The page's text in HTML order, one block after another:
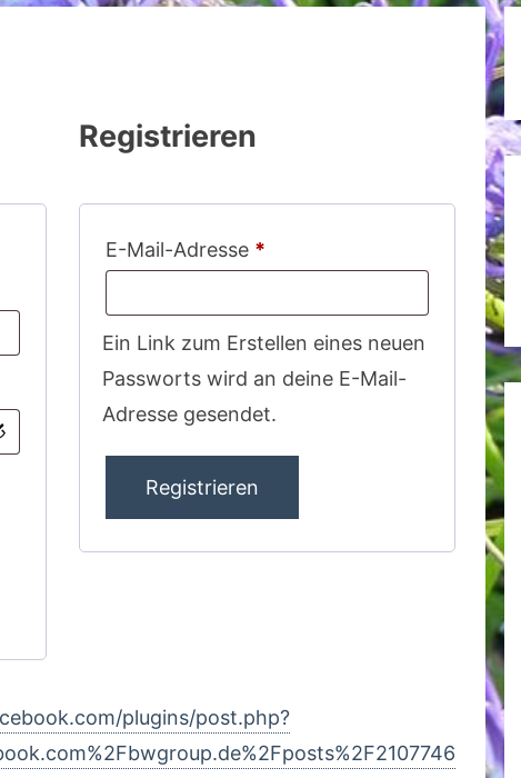
Registrieren
E-Mail-Adresse *Erforderlich
Ein Link zum Erstellen eines neuen
Passworts wird an deine E-Mail-
Adresse gesendet.
Registrieren
A
n
a
plugins/post.php?